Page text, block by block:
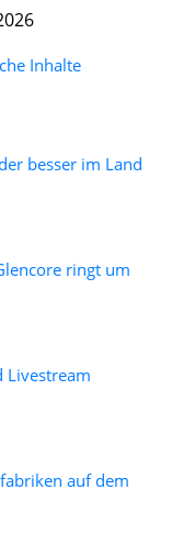
Inhalte
besser im Land
ringt um
Livestream
auf dem